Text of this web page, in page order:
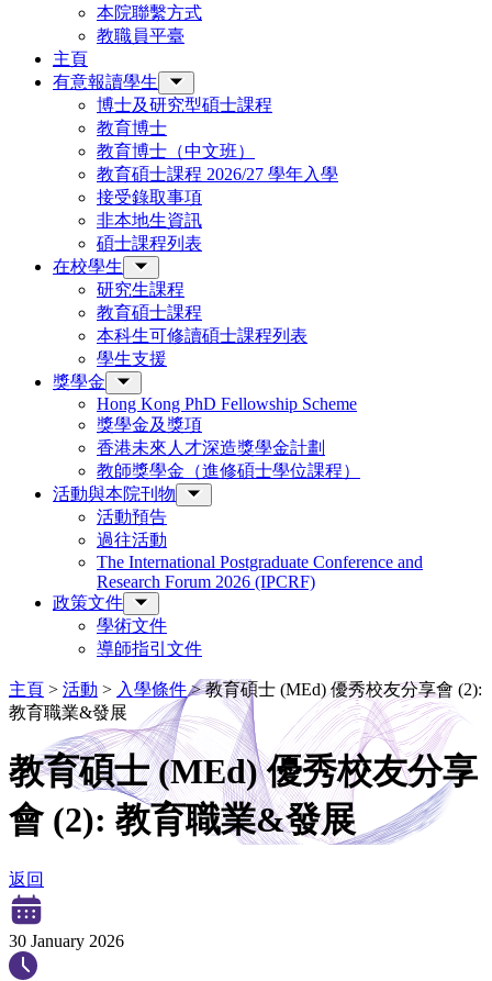
本院聯繫方式
教職員平臺
主頁
有意報讀學生
博士及研究型碩士課程
教育博士
教育博士（中文班）
教育碩士課程 2026/27 學年入學
接受錄取事項
非本地生資訊
碩士課程列表
在校學生
研究生課程
教育碩士課程
本科生可修讀碩士課程列表
學生支援
獎學金
Hong Kong PhD Fellowship Scheme
獎學金及獎項
香港未來人才深造獎學金計劃
教師獎學金（進修碩士學位課程）
活動與本院刊物
活動預告
過往活動
The International Postgraduate Conference and
Research Forum 2026 (IPCRF)
政策文件
學術文件
導師指引文件
主頁 > 活動 > 入學條件>教育碩士 (MEd) 優秀校友分享會 (2):
教育職業&發展
教育碩士 (MEd) 優秀校友分享
會 (2): 教育職業&發展
返回
30 January 2026